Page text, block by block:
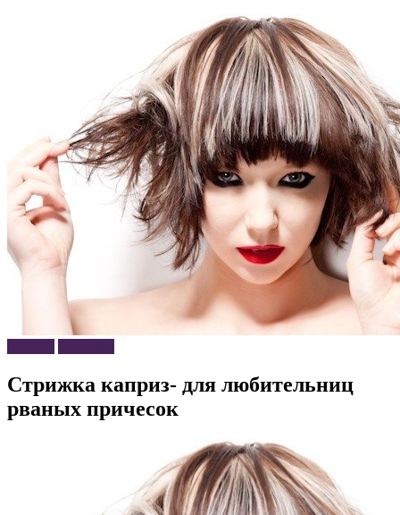
Стрижка каприз- для любительниц
рваных причесок